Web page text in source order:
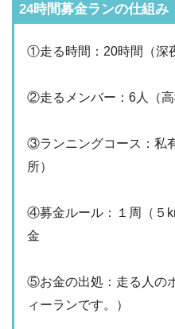
24時間募金ランの仕組み
①走る時間：20時間（深
②走るメンバー：6人（高
③ランニングコース：私
所）
④募金ルール：１周（５
金
⑤お金の出処：走る人の
ィーランです。）